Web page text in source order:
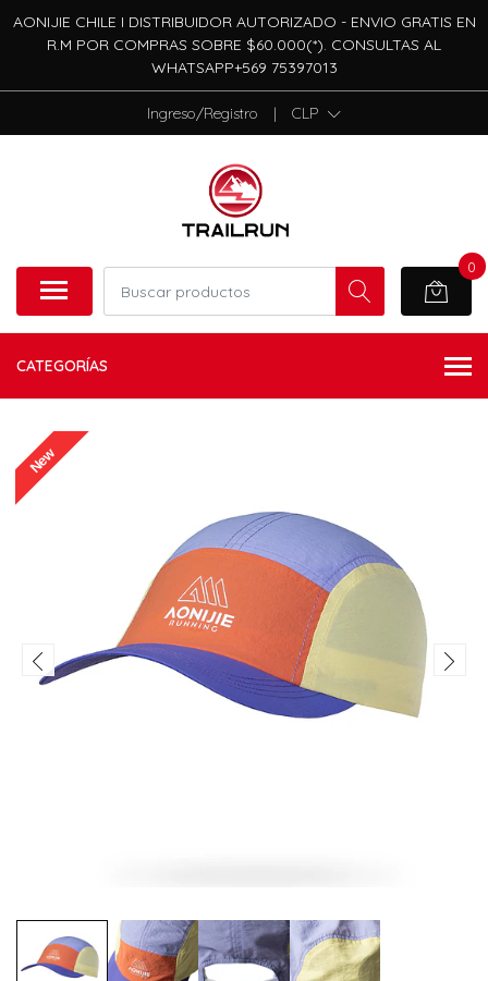
AONIJIE CHILE I DISTRIBUIDOR AUTORIZADO - ENVIO GRATIS EN
R.M POR COMPRAS SOBRE $60.000(*). CONSULTAS AL
WHATSAPP+569 75397013
Ingreso/Registro | CLP
0
CATEGORÍAS
New